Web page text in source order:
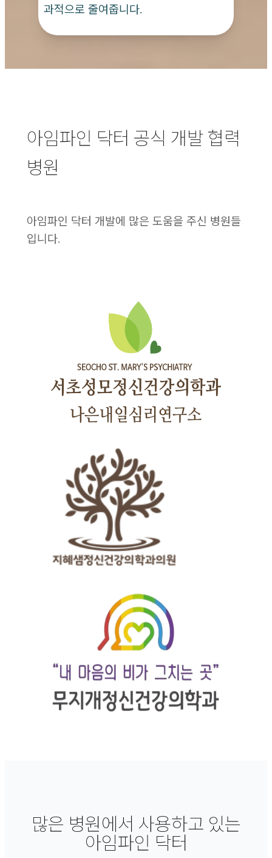
과적으로 줄여줍니다.
아임파인 닥터 공식 개발 협력
병원
아임파인 닥터 개발에 많은 도움을 주신 병원들
입니다.
많은 병원에서 사용하고 있는
아임파인 닥터